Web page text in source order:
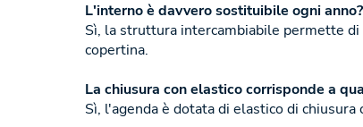
L'interno è davvero sostituibile ogni anno?
Sì, la struttura intercambiabile permette
copertina.
La chiusura con elastico corrisponde a
Sì, l'agenda è dotata di elastico di chiusura